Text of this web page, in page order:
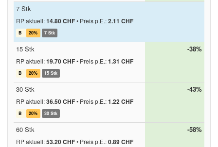
7 Stk
RP aktuell:14.80 CHF• Preis p.E.:2.11 CHF
B 20% 7 Stk
15 Stk
RP aktuell:19.70 CHF• Preis p.E.:1.31 CHF
B 20% 15 Stk
-38%
30 Stk
RP aktuell:36.50 CHF• Preis p.E.:1.22 CHF
B 20% 30 Stk
-43%
60 Stk
RP aktuell:53.20 CHF• Preis p.E.:0.89 CHF
-58%